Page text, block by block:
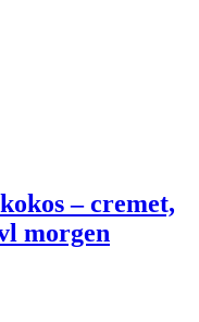
– cremet,
morgen